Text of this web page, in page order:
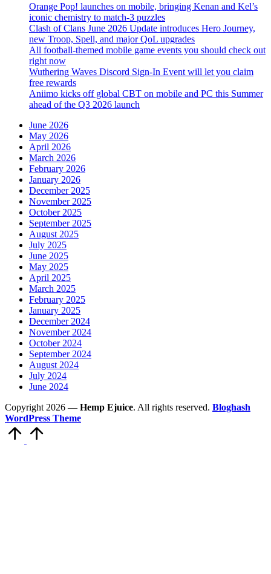
Orange Pop! launches on mobile, bringing Kenan and Kel’s
iconic chemistry to match-3 puzzles
Clash of Clans June 2026 Update introduces Hero Journey,
new Troop, Spell, and major QoL upgrades
All football-themed mobile game events you should check out
right now
Wuthering Waves Discord Sign-In Event will let you claim
free rewards
Aniimo kicks off global CBT on mobile and PC this Summer
ahead of the Q3 2026 launch
June 2026
May 2026
April 2026
March 2026
February 2026
January 2026
December 2025
November 2025
October 2025
September 2025
August 2025
July 2025
June 2025
May 2025
April 2025
March 2025
February 2025
January 2025
December 2024
November 2024
October 2024
September 2024
August 2024
July 2024
June 2024
Copyright 2026 — Hemp Ejuice. All rights reserved. Bloghash
WordPress Theme